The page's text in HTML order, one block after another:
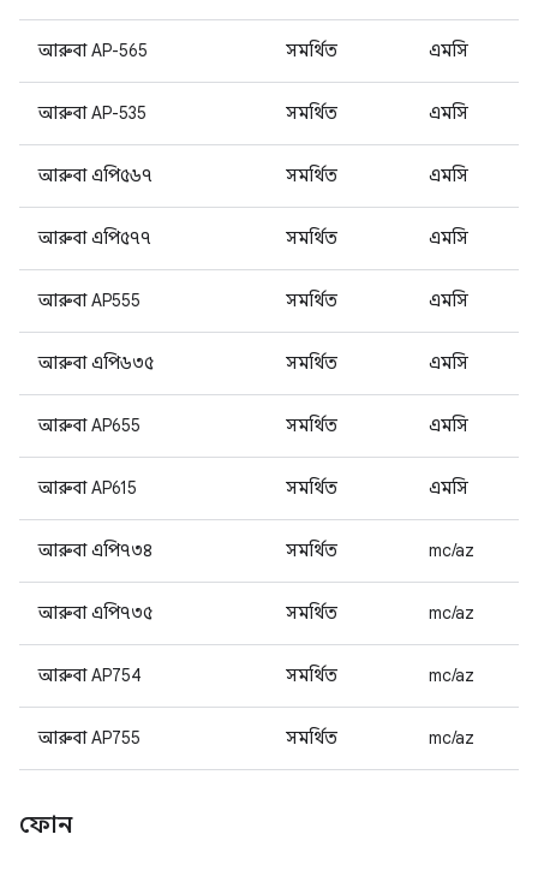
আরুবা AP-565 সমর্থিত এমসি
আরুবা AP-535 সমর্থিত এমসি
আরুবা এপি৫৬৭ সমর্থিত এমসি
আরুবা এপি৫৭৭ সমর্থিত এমসি
আরুবা AP555 সমর্থিত এমসি
আরুবা এপি৬৩৫ সমর্থিত এমসি
আরুবা AP655 সমর্থিত এমসি
আরুবা AP615 সমর্থিত এমসি
আরুবা এপি৭৩৪ সমর্থিত mc/az
আরুবা এপি৭৩৫ সমর্থিত mc/az
আরুবা AP754 সমর্থিত mc/az
আরুবা AP755 সমর্থিত mc/az
ফোন